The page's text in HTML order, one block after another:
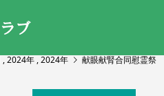
,2024年 ,2024年 献眼献腎合同慰霊祭